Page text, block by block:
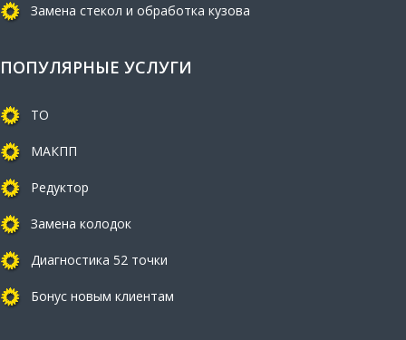
Замена стекол и обработка кузова
ПОПУЛЯРНЫЕ УСЛУГИ
ТО
МАКПП
Редуктор
Замена колодок
Диагностика 52 точки
Бонус новым клиентам